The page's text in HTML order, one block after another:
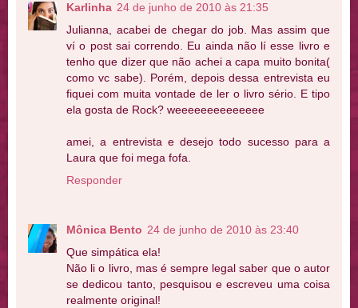
Karlinha 24 de junho de 2010 às 21:35
Julianna, acabei de chegar do job. Mas assim que
ví o post sai correndo. Eu ainda não lí esse livro e
tenho que dizer que não achei a capa muito bonita(
como vc sabe). Porém, depois dessa entrevista eu
fiquei com muita vontade de ler o livro sério. E tipo
ela gosta de Rock? weeeeeeeeeeeeee
amei, a entrevista e desejo todo sucesso para a
Laura que foi mega fofa.
Responder
Mônica Bento 24 de junho de 2010 às 23:40
Que simpática ela!
Não li o livro, mas é sempre legal saber que o autor
se dedicou tanto, pesquisou e escreveu uma coisa
realmente original!